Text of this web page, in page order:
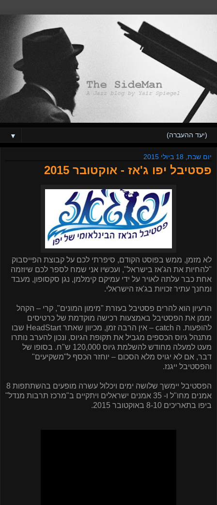
▼
יום שבת, 18 ביולי 2015
פסטיבל יפו ג'אז - אוקטובר 2015
לא מזמן, ממש בפוסט הקודם, סיפרתי לכם על קבוצת הפייסבוק
"להחיות את הג'אז בישראל", ועכשיו אני שמח לספר לכם שיוזמה
אחת כבר עלתה לאויר על ידי עמיקם קימלמן, נגן סקסופון, מעבד
ומחנך עתיר זכויות בג'אז הישראלי.
הרעיון הוא להרים פסטיבל בעזרת "מימון המונים", קרי – הקהל
יממן את הפסטיבל באמצעות רכישה מוקדמת של כרטיסים
להופעות. ה catch – אין הרבה זמן, מכיוון שאתרHeadStart שבו
מתנהל גיוס הכספים מגביל את תקופת הגיוס, ונכון להערב נותרו
מעט למעלה מחודש להשלמת גיוס 120,000 ש"ח. בסופו של
דבר, אם לא יגויס מלא הסכום – יוחזר הכסף ל"משקיעים"
והפסטיבל ייגנז.
הפסטיבל יימשך שלושה ימים ויכלול עשרה מופעים בהשתתפות 8
אמנים מחו"ל ו- 35 אמנים ישראלים ויתקיים ב"מרכז תרבות מנדל"
ביפו בתאריכים 8-10 באוקטובר 2015.